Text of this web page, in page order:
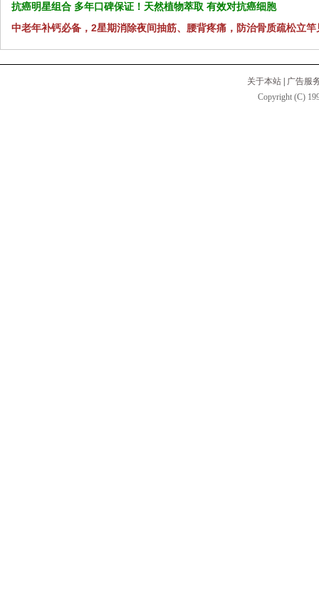
抗癌明星组合 多年口碑保证！天然植物萃取 有效对抗癌细胞
中老年补钙必备，2星期消除夜间抽筋、腰背疼痛，防治骨质疏松立竿
关于本站
广告服
Copyright (C)